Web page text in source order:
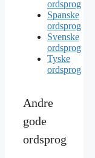
ordsprog
Spanske
ordsprog
Svenske
ordsprog
Tyske
ordsprog
Andre
gode
ordsprog